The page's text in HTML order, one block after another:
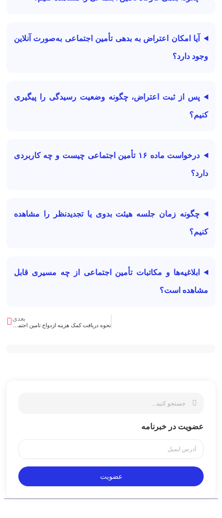
آیا امکان اعتراض به بدهی تأمین اجتماعی به‌صورت آنلاین
وجود دارد؟
پس از ثبت اعتراض، چگونه وضعیت رسیدگی را پیگیری
کنیم؟
درخواست ماده ۱۶ تأمین اجتماعی چیست و چه کاربردی
دارد؟
چگونه زمان جلسه هیئت بدوی یا تجدیدنظر را مشاهده
کنیم؟
ابلاغیه‌ها و مکاتبات تأمین اجتماعی از چه مسیری قابل
مشاهده است؟
بعدی
عضویت در خبرنامه
عضویت